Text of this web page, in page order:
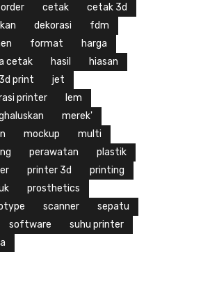
cetak
cetak 3d
dekorasi
fdm
format
harga
cetak
hasil
hiasan
print
jet
printer
lem
merek'
mockup
multi
perawatan
plastik
printer 3d
printing
prosthetics
scanner
sepatu
software
suhu printer